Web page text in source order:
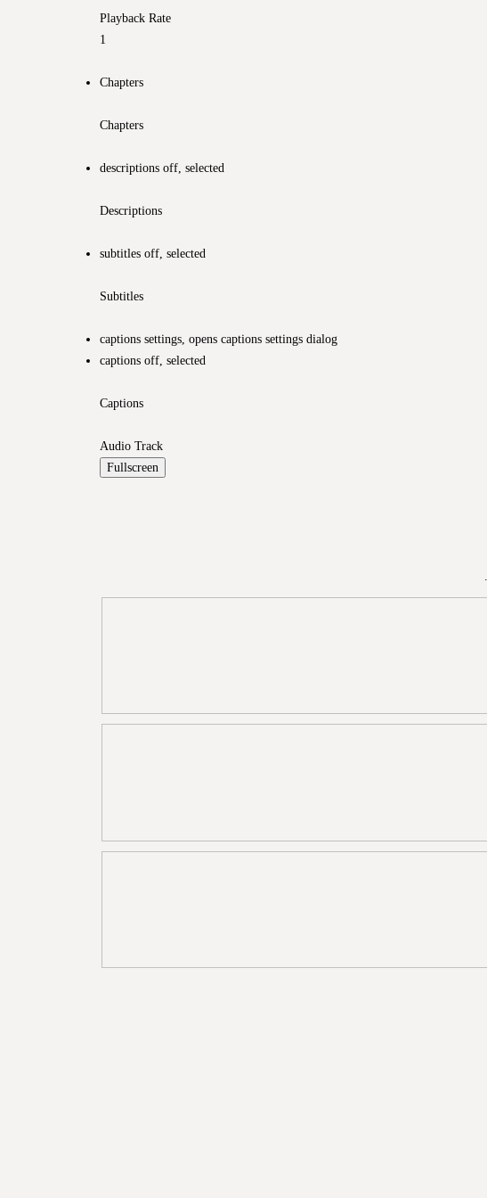
Playback Rate
1
Chapters
Chapters
descriptions off , selected
Descriptions
subtitles off , selected
Subtitles
captions settings , opens captions settings dialog
captions off , selected
Captions
Audio Track
Fullscreen